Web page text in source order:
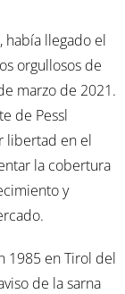
había llegado el
orgullosos de
marzo de 2021.
de Pessl
libertad en el
la cobertura
y
1985 en Tirol del
de la sarna